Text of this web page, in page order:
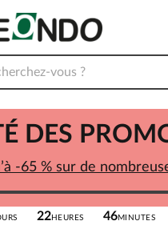
22HEURES 46MINUTES
DES
-65 % sur de